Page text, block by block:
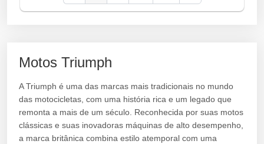
Motos Triumph
A Triumph é uma das marcas mais tradicionais no mundo
das motocicletas, com uma história rica e um legado que
remonta a mais de um século. Reconhecida por suas motos
clássicas e suas inovadoras máquinas de alto desempenho,
a marca britânica combina estilo atemporal com uma